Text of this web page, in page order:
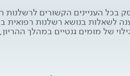
בכל העניינים הקשורים לרשלנות
לשאלות בנושא רשלנות רפואית
של מומים גנטיים במהלך
תביעות בגין הולדה בעוולה,
בעיות הקשורות למעקב ו/או